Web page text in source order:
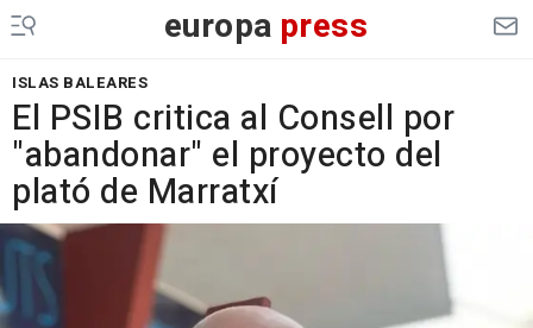
europa press
ISLAS BALEARES
El PSIB critica al Consell por
"abandonar" el proyecto del
plató de Marratxí